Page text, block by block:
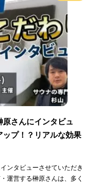
さんにインタビュ
プ！？リアルな効果
ンタビューさせていただき
運営する榊原さんは、多く